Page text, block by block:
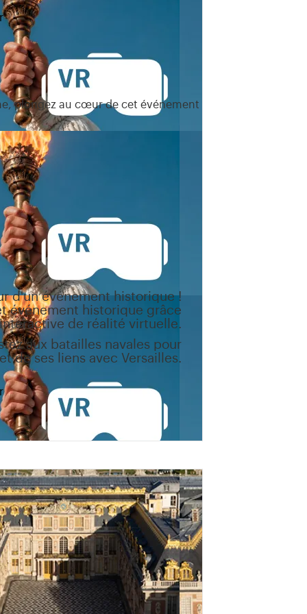
plongez au cœur de cet événement
d'un événement historique !
événement historique grâce
de réalité virtuelle.
aux batailles navales pour
de ses liens avec Versailles.